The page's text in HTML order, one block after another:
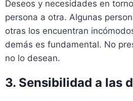
Deseos y necesidades en
persona a otra. Algunas
otras los encuentran
demás es fundamental. No
no lo desean.
3. Sensibilidad a las